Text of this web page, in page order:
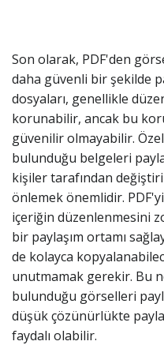
Son olarak, PDF'den
daha güvenli bir şekilde
dosyaları, genellikle
korunabilir, ancak bu
güvenilir olmayabilir.
bulunduğu belgeleri
kişiler tarafından
önlemek önemlidir.
içeriğin düzenlenmesini
bir paylaşım ortamı
de kolayca
unutmamak gerekir. Bu
bulunduğu görselleri
düşük çözünürlükte
faydalı olabilir.